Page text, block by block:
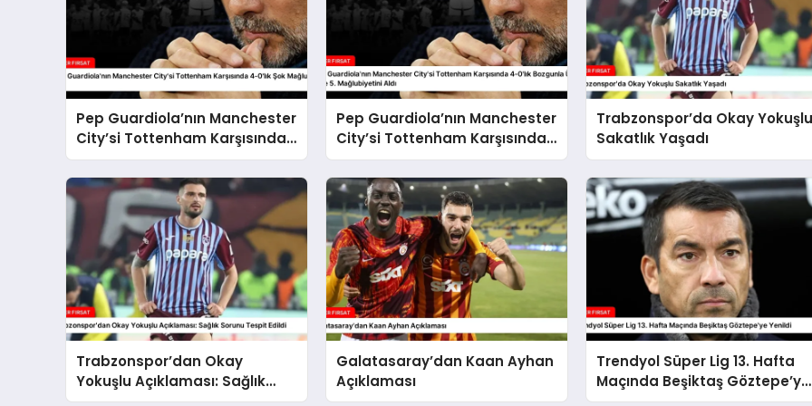
Pep Guardiola’nın Manchester
City’si Tottenham Karşısında
4-0’lık Şok Mağlubiyet Aldı
Pep Guardiola’nın Manchester
City’si Tottenham Karşısında
4-0’lık Bozgunla Üst Üste 5.
Mağlubiyetini Aldı
Trabzonspor’da Okay
Sakatlık Yaşadı
Trabzonspor’dan Okay
Yokuşlu Açıklaması: Sağlık
Sorunu Tespit Edildi
Galatasaray’dan Kaan Ayhan
Açıklaması
Trendyol Süper Lig 13. Hafta
Maçında Beşiktaş Göztepe’ye
Yenildi